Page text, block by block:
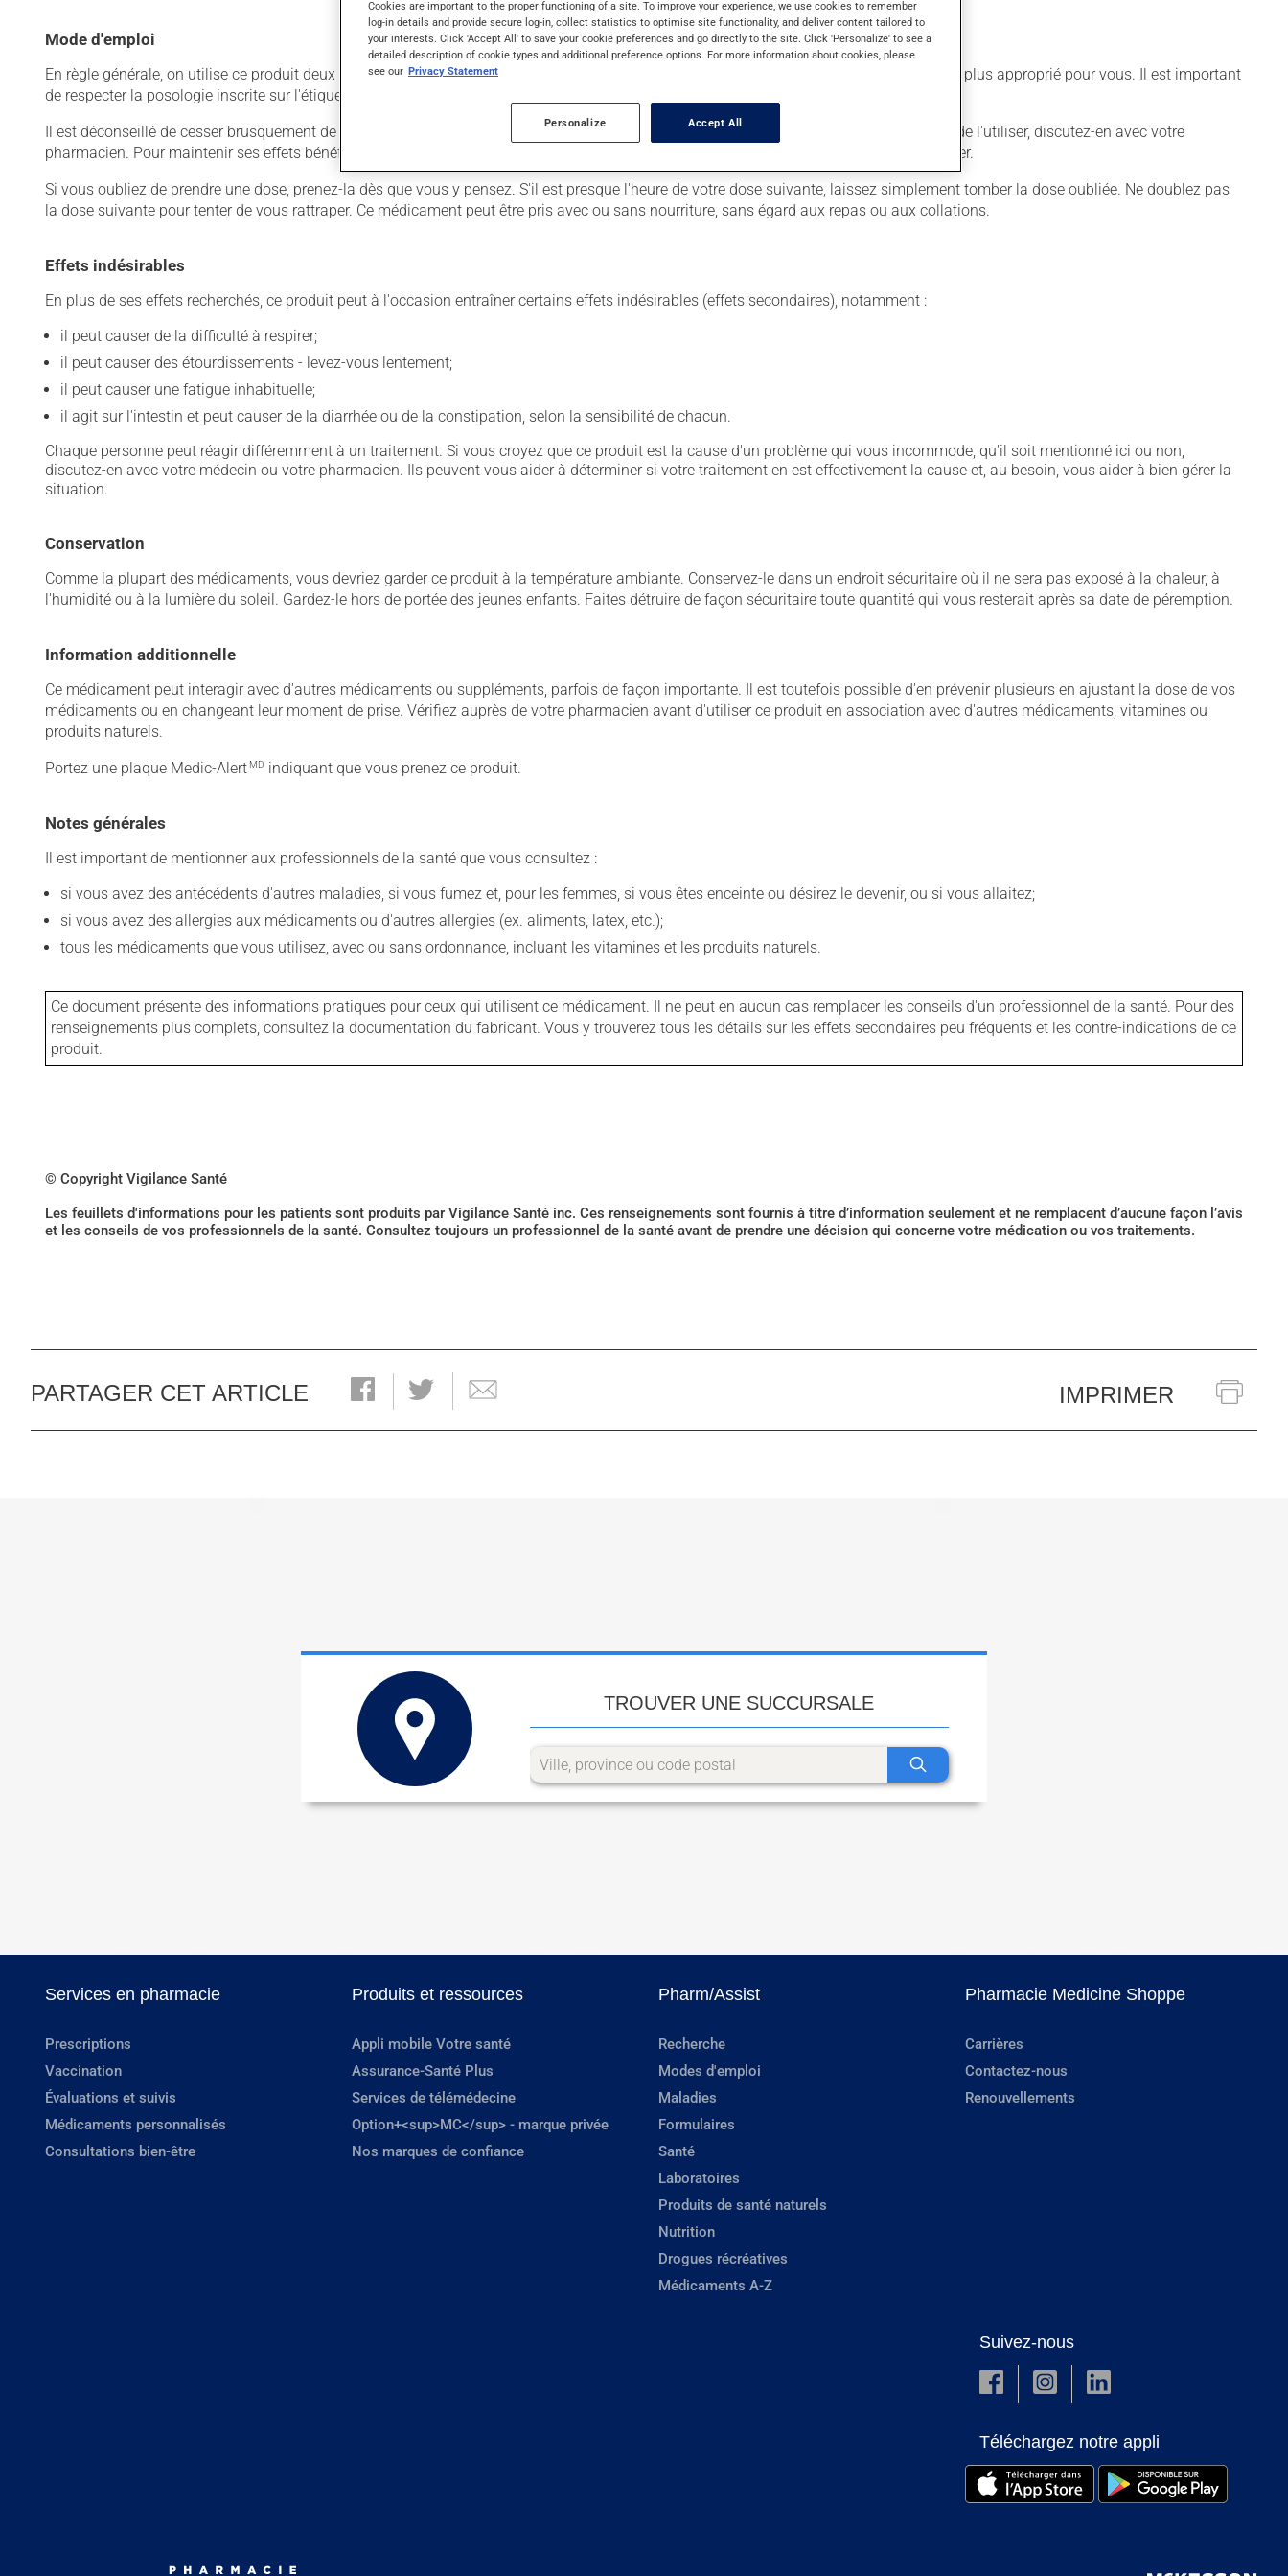
Mode d'emploi
En règle générale, on utilise ce produit deux fois par jour. Il est possible que votre pharmacien vous ait indiqué un horaire différent qui est plus approprié pour vous. Il est important
de respecter la posologie inscrite sur l'étiquette. N'en utilisez pas plus, ni plus souvent qu'indiqué.
Il est déconseillé de cesser brusquement de prendre ce produit, surtout s'il a été utilisé durant plusieurs semaines. Si vous voulez cesser de l'utiliser, discutez-en avec votre
pharmacien. Pour maintenir ses effets bénéfiques, il doit être utilisé de façon régulière et continue. Assurez-vous de ne jamais en manquer.
Si vous oubliez de prendre une dose, prenez-la dès que vous y pensez. S'il est presque l'heure de votre dose suivante, laissez simplement tomber la dose oubliée. Ne doublez pas
la dose suivante pour tenter de vous rattraper. Ce médicament peut être pris avec ou sans nourriture, sans égard aux repas ou aux collations.
Effets indésirables
En plus de ses effets recherchés, ce produit peut à l'occasion entraîner certains effets indésirables (effets secondaires), notamment :
il peut causer de la difficulté à respirer;
il peut causer des étourdissements - levez-vous lentement;
il peut causer une fatigue inhabituelle;
il agit sur l'intestin et peut causer de la diarrhée ou de la constipation, selon la sensibilité de chacun.
Chaque personne peut réagir différemment à un traitement. Si vous croyez que ce produit est la cause d'un problème qui vous incommode, qu'il soit mentionné ici ou non,
discutez-en avec votre médecin ou votre pharmacien. Ils peuvent vous aider à déterminer si votre traitement en est effectivement la cause et, au besoin, vous aider à bien gérer la
situation.
Conservation
Comme la plupart des médicaments, vous devriez garder ce produit à la température ambiante. Conservez-le dans un endroit sécuritaire où il ne sera pas exposé à la chaleur, à
l'humidité ou à la lumière du soleil. Gardez-le hors de portée des jeunes enfants. Faites détruire de façon sécuritaire toute quantité qui vous resterait après sa date de péremption.
Information additionnelle
Ce médicament peut interagir avec d'autres médicaments ou suppléments, parfois de façon importante. Il est toutefois possible d'en prévenir plusieurs en ajustant la dose de vos
médicaments ou en changeant leur moment de prise. Vérifiez auprès de votre pharmacien avant d'utiliser ce produit en association avec d'autres médicaments, vitamines ou
produits naturels.
Portez une plaque Medic-Alert MD indiquant que vous prenez ce produit.
Notes générales
Il est important de mentionner aux professionnels de la santé que vous consultez :
si vous avez des antécédents d'autres maladies, si vous fumez et, pour les femmes, si vous êtes enceinte ou désirez le devenir, ou si vous allaitez;
si vous avez des allergies aux médicaments ou d'autres allergies (ex. aliments, latex, etc.);
tous les médicaments que vous utilisez, avec ou sans ordonnance, incluant les vitamines et les produits naturels.
Ce document présente des informations pratiques pour ceux qui utilisent ce médicament. Il ne peut en aucun cas remplacer les conseils d'un professionnel de la santé. Pour des
renseignements plus complets, consultez la documentation du fabricant. Vous y trouverez tous les détails sur les effets secondaires peu fréquents et les contre-indications de ce
produit.
© Copyright Vigilance Santé
Les feuillets d'informations pour les patients sont produits par Vigilance Santé inc. Ces renseignements sont fournis à titre d’information seulement et ne remplacent d’aucune façon l’avis
et les conseils de vos professionnels de la santé. Consultez toujours un professionnel de la santé avant de prendre une décision qui concerne votre médication ou vos traitements.
PARTAGER CET ARTICLE IMPRIMER
TROUVER UNE SUCCURSALE
Services en pharmacie
Prescriptions
Vaccination
Évaluations et suivis
Médicaments personnalisés
Consultations bien-être
Produits et ressources
Appli mobile Votre santé
Assurance-Santé Plus
Services de télémédecine
Option+<sup>MC</sup> - marque privée
Nos marques de confiance
Pharm/Assist
Recherche
Modes d'emploi
Maladies
Formulaires
Santé
Laboratoires
Produits de santé naturels
Nutrition
Drogues récréatives
Médicaments A-Z
Pharmacie Medicine Shoppe
Carrières
Contactez-nous
Renouvellements
Suivez-nous
Téléchargez notre appli
Cookies are important to the proper functioning of a site. To improve your experience, we use cookies to remember
log-in details and provide secure log-in, collect statistics to optimise site functionality, and deliver content tailored to
your interests. Click 'Accept All' to save your cookie preferences and go directly to the site. Click 'Personalize' to see a
detailed description of cookie types and additional preference options. For more information about cookies, please
see our Privacy Statement
Personalize Accept All